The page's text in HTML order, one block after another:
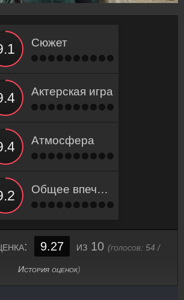
Сюжет
Актерская игра
Атмосфера
Общее впечатление
9.27 из 10 (голосов: 54 /
История оценок)